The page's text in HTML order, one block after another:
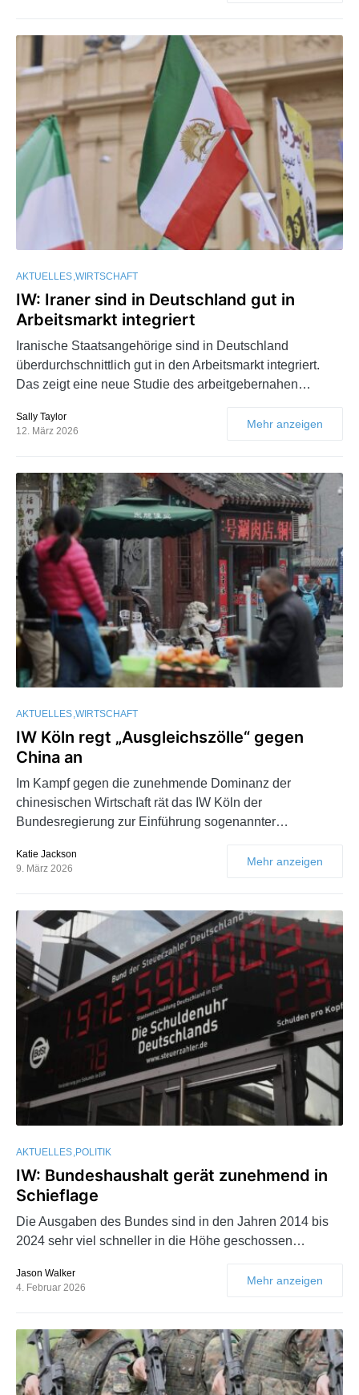
AKTUELLES WIRTSCHAFT
IW: Iraner sind in Deutschland gut in
Arbeitsmarkt integriert
Iranische Staatsangehörige sind in Deutschland
überdurchschnittlich gut in den Arbeitsmarkt integriert.
Das zeigt eine neue Studie des arbeitgebernahen…
Sally Taylor
12. März 2026
Mehr anzeigen
AKTUELLES WIRTSCHAFT
IW Köln regt „Ausgleichszölle“ gegen
China an
Im Kampf gegen die zunehmende Dominanz der
chinesischen Wirtschaft rät das IW Köln der
Bundesregierung zur Einführung sogenannter…
Katie Jackson
9. März 2026
Mehr anzeigen
AKTUELLES POLITIK
IW: Bundeshaushalt gerät zunehmend in
Schieflage
Die Ausgaben des Bundes sind in den Jahren 2014 bis
2024 sehr viel schneller in die Höhe geschossen…
Jason Walker
4. Februar 2026
Mehr anzeigen